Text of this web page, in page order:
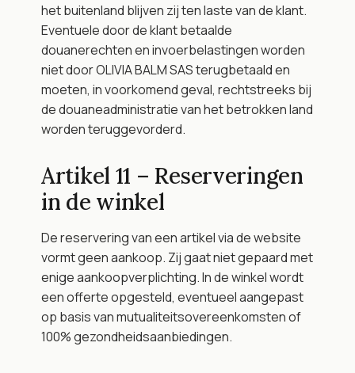
het buitenland blijven zij ten laste van de klant.
Eventuele door de klant betaalde
douanerechten en invoerbelastingen worden
niet door OLIVIA BALM SAS terugbetaald en
moeten, in voorkomend geval, rechtstreeks bij
de douaneadministratie van het betrokken land
worden teruggevorderd.
Artikel 11 – Reserveringen
in de winkel
De reservering van een artikel via de website
vormt geen aankoop. Zij gaat niet gepaard met
enige aankoopverplichting. In de winkel wordt
een offerte opgesteld, eventueel aangepast
op basis van mutualiteitsovereenkomsten of
100% gezondheidsaanbiedingen.